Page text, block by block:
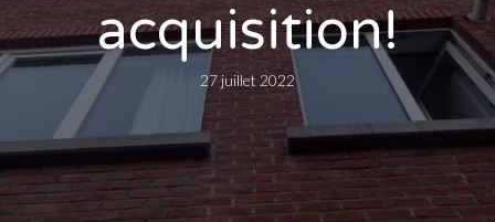
acquisition!
27 juillet 2022